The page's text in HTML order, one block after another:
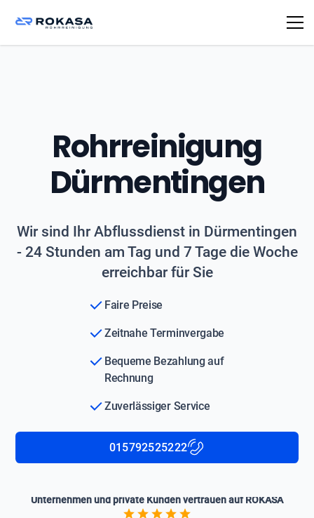
Rohrreinigung
Dürmentingen
Wir sind Ihr Abflussdienst in Dürmentingen
- 24 Stunden am Tag und 7 Tage die Woche
erreichbar für Sie
Faire Preise
Zeitnahe Terminvergabe
Bequeme Bezahlung auf
Rechnung
Zuverlässiger Service
015792525222
Unternehmen und private Kunden vertrauen auf ROKASA